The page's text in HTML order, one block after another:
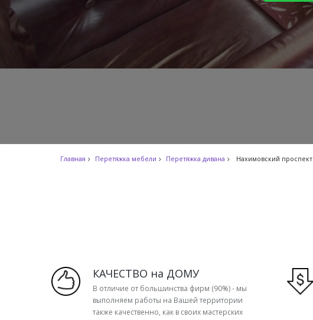
Главная Перетяжка мебели Перетяжка дивана Нахимовский проспект
КАЧЕСТВО на ДОМУ
В отличие от большинства фирм (90%) - мы
выполняем работы на Вашей территории
также качественно, как в своих мастерских